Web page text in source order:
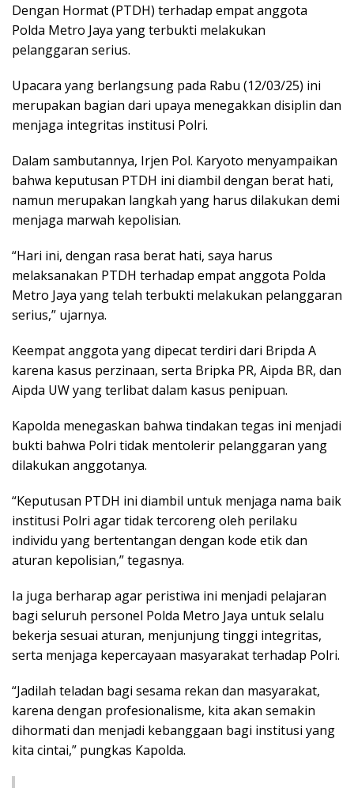
Dengan Hormat (PTDH) terhadap empat anggota
Polda Metro Jaya yang terbukti melakukan
pelanggaran serius.
Upacara yang berlangsung pada Rabu (12/03/25) ini
merupakan bagian dari upaya menegakkan disiplin dan
menjaga integritas institusi Polri.
Dalam sambutannya, Irjen Pol. Karyoto menyampaikan
bahwa keputusan PTDH ini diambil dengan berat hati,
namun merupakan langkah yang harus dilakukan demi
menjaga marwah kepolisian.
“Hari ini, dengan rasa berat hati, saya harus
melaksanakan PTDH terhadap empat anggota Polda
Metro Jaya yang telah terbukti melakukan pelanggaran
serius,” ujarnya.
Keempat anggota yang dipecat terdiri dari Bripda A
karena kasus perzinaan, serta Bripka PR, Aipda BR, dan
Aipda UW yang terlibat dalam kasus penipuan.
Kapolda menegaskan bahwa tindakan tegas ini menjadi
bukti bahwa Polri tidak mentolerir pelanggaran yang
dilakukan anggotanya.
“Keputusan PTDH ini diambil untuk menjaga nama baik
institusi Polri agar tidak tercoreng oleh perilaku
individu yang bertentangan dengan kode etik dan
aturan kepolisian,” tegasnya.
Ia juga berharap agar peristiwa ini menjadi pelajaran
bagi seluruh personel Polda Metro Jaya untuk selalu
bekerja sesuai aturan, menjunjung tinggi integritas,
serta menjaga kepercayaan masyarakat terhadap Polri.
“Jadilah teladan bagi sesama rekan dan masyarakat,
karena dengan profesionalisme, kita akan semakin
dihormati dan menjadi kebanggaan bagi institusi yang
kita cintai,” pungkas Kapolda.